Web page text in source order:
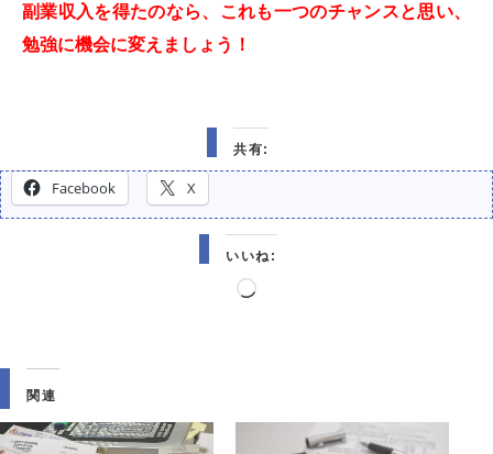
副業収入を得たのなら、これも一つのチャンスと思い、
勉強に機会に変えましょう！
共有:
Facebook X
いいね:
読
関連